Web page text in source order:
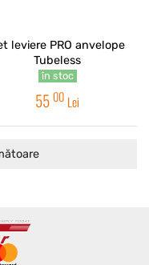
leviere PRO anvelope
Tubeless
în stoc
55 00 Lei